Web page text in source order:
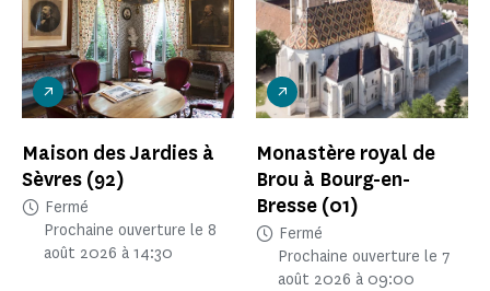
Maison des Jardies à
Sèvres (92)
Fermé
Prochaine ouverture le 8
août 2026 à 14:30
Monastère royal de
Brou à Bourg-en-
Bresse (01)
Fermé
Prochaine ouverture le 7
août 2026 à 09:00